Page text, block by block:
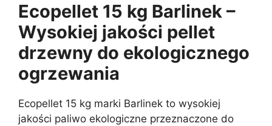
Ecopellet 15 kg Barlinek –
Wysokiej jakości pellet
drzewny do ekologicznego
ogrzewania
Ecopellet 15 kg marki Barlinek to wysokiej
jakości paliwo ekologiczne przeznaczone do